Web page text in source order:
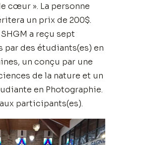
cœur ». La personne
un prix de 200$.
a reçu sept
par des étudiants(es) en
un conçu par une
de la nature et un
en Photographie.
participants(es).